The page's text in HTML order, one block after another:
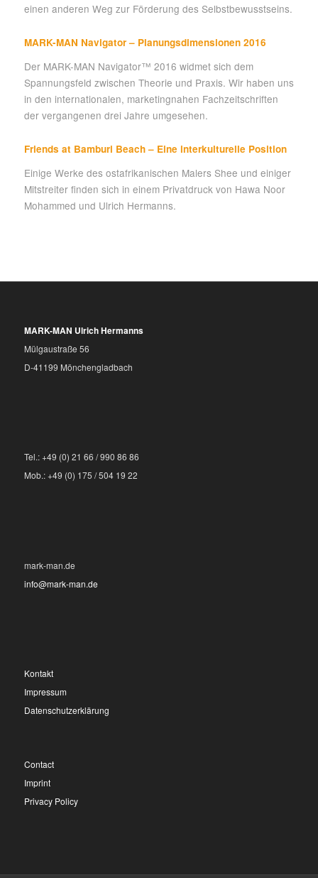
einen anderen Weg zur Förderung des Selbstbewusstseins.
MARK-MAN Navigator – Planungsdimensionen 2016
Der MARK-MAN Navigator™ 2016 widmet sich dem
Spannungsfeld zwischen Theorie und Praxis. Wir haben uns
in den internationalen, marketingnahen Fachzeitschriften
der vergangenen drei Jahre umgesehen.
Friends at Bamburi Beach – Eine interkulturelle Position
Einige Werke des ostafrikanischen Malers Shee und einiger
Mitstreiter finden sich in einem Privatdruck von Hawa Noor
Mohammed und Ulrich Hermanns.
MARK-MAN Ulrich Hermanns
Mülgaustraße 56
D-41199 Mönchengladbach
Tel.: +49 (0) 21 66 / 990 86 86
Mob.: +49 (0) 175 / 504 19 22
mark-man.de
info@mark-man.de
Kontakt
Impressum
Datenschutzerklärung
Contact
Imprint
Privacy Policy